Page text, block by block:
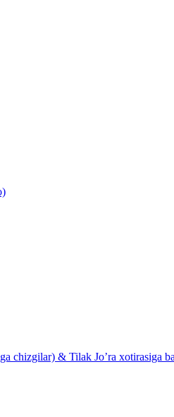
chizgilar) & Tilak Jo’ra xotirasiga